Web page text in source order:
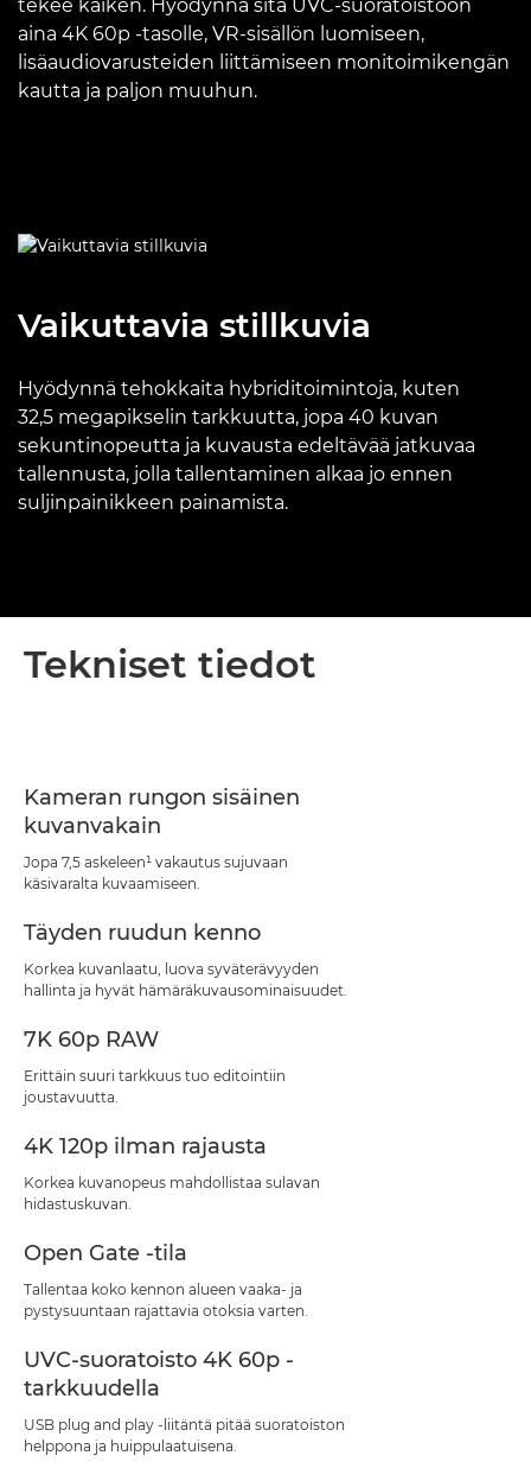
tekee kaiken. Hyödynnä sitä UVC-suoratoistoon
aina 4K 60p -tasolle, VR-sisällön luomiseen,
lisäaudio­varusteiden liittämiseen monitoimikengän
kautta ja paljon muuhun.
Vaikuttavia stillkuvia
Hyödynnä tehokkaita hybriditoimintoja, kuten
32,5 megapikselin tarkkuutta, jopa 40 kuvan
sekuntinopeutta ja kuvausta edeltävää jatkuvaa
tallennusta, jolla tallentaminen alkaa jo ennen
suljinpainikkeen painamista.
Tekniset tiedot
Kameran rungon sisäinen
kuvanvakain
Jopa 7,5 askeleen¹ vakautus sujuvaan
käsivaralta kuvaamiseen.
Täyden ruudun kenno
Korkea kuvanlaatu, luova syväterävyyden
hallinta ja hyvät hämäräkuvausominaisuudet.
7K 60p RAW
Erittäin suuri tarkkuus tuo editointiin
joustavuutta.
4K 120p ilman rajausta
Korkea kuvanopeus mahdollistaa sulavan
hidastuskuvan.
Open Gate -tila
Tallentaa koko kennon alueen vaaka- ja
pystysuuntaan rajattavia otoksia varten.
UVC-suoratoisto 4K 60p -
tarkkuudella
USB plug and play -liitäntä pitää suoratoiston
helppona ja huippulaatuisena.